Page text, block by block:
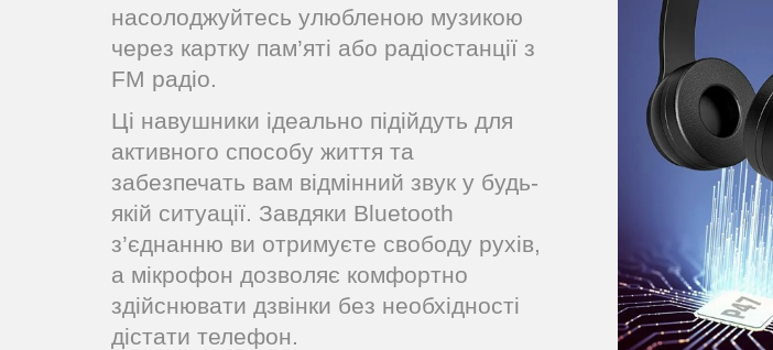
насолоджуйтесь улюбленою музикою
через картку пам’яті або радіостанції з
FM радіо.
Ці навушники ідеально підійдуть для
активного способу життя та
забезпечать вам відмінний звук у будь-
якій ситуації. Завдяки Bluetooth
з’єднанню ви отримуєте свободу рухів,
а мікрофон дозволяє комфортно
здійснювати дзвінки без необхідності
дістати телефон.